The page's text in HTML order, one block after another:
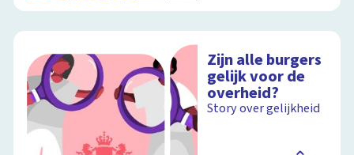
Zijn alle burgers
gelijk voor de
overheid?
Story over gelijkheid